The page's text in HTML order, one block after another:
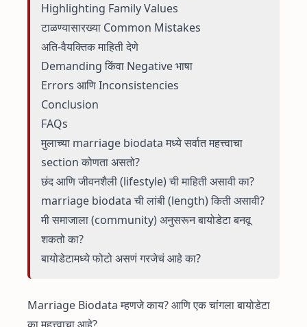
Highlighting Family Values
टाळण्यासारख्या Common Mistakes
अति-वैयक्तिक माहिती देणे
Demanding किंवा Negative भाषा
Errors आणि Inconsistencies
Conclusion
FAQs
मुलाच्या marriage biodata मध्ये सर्वात महत्त्वाचा
section कोणता असतो?
छंद आणि जीवनशैली (lifestyle) ची माहिती असावी का?
marriage biodata ची लांबी (length) किती असावी?
मी समाजाला (community) अनुसरून बायोडेटा बनवू
शकतो का?
बायोडेटामध्ये फोटो असणं गरजेचं आहे का?
Marriage Biodata म्हणजे काय? आणि एक चांगला बायोडेटा